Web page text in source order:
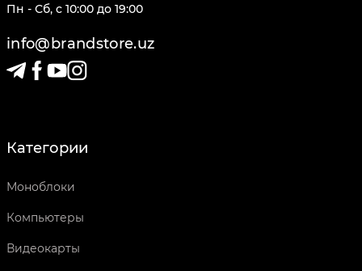
Пн - Сб, c 10:00 до 19:00
info@brandstore.uz
Категории
Моноблоки
Компьютеры
Видеокарты